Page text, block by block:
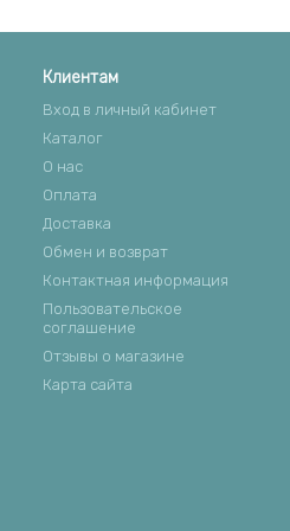
Клиентам
Вход в личный кабинет
Каталог
О нас
Оплата
Доставка
Обмен и возврат
Контактная информация
Пользовательское
соглашение
Отзывы о магазине
Карта сайта